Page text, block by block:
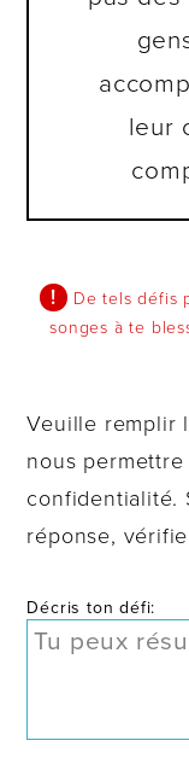
leur
De tels défis
songes à te
Veuille remplir
nous
confidentialité.
réponse,
Décris ton défi: